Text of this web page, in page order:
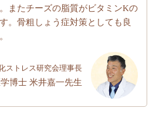
またチーズの脂質がビタミンKの
。骨粗しょう症対策としても良
ストレス研究会理事長
学博士 米井嘉一先生